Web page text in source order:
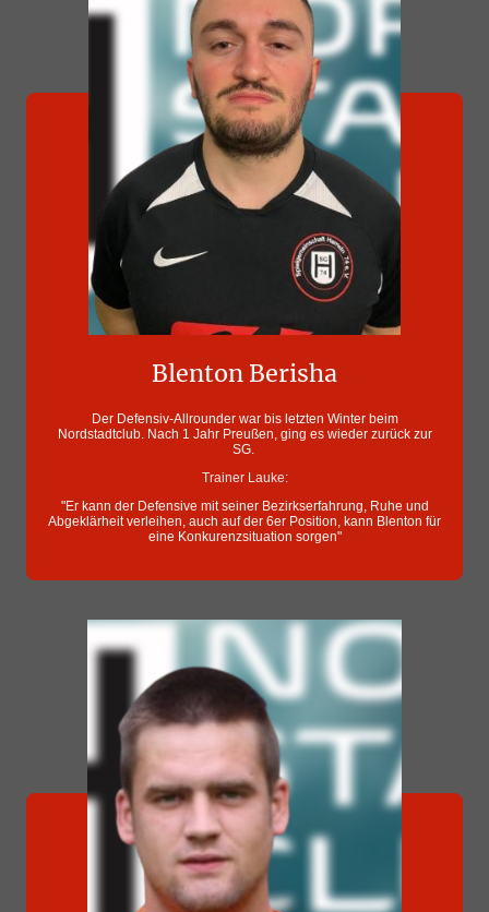
Blenton Berisha
Der Defensiv-Allrounder war bis letzten Winter beim
Nordstadtclub. Nach 1 Jahr Preußen, ging es wieder zurück zur
SG.
Trainer Lauke:
"Er kann der Defensive mit seiner Bezirkserfahrung, Ruhe und
Abgeklärheit verleihen, auch auf der 6er Position, kann Blenton für
eine Konkurenzsituation sorgen"